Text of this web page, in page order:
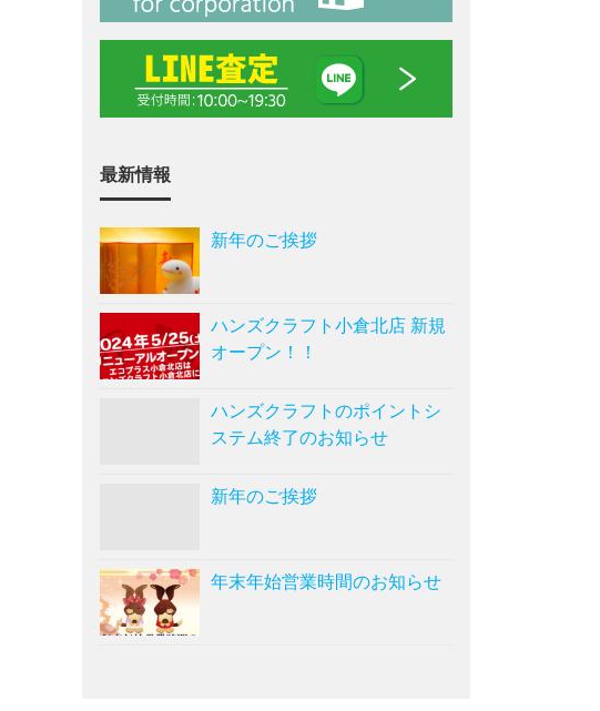
最新情報
新年のご挨拶
ハンズクラフト小倉北店 新規
オープン！！
ハンズクラフトのポイントシ
ステム終了のお知らせ
新年のご挨拶
年末年始営業時間のお知らせ